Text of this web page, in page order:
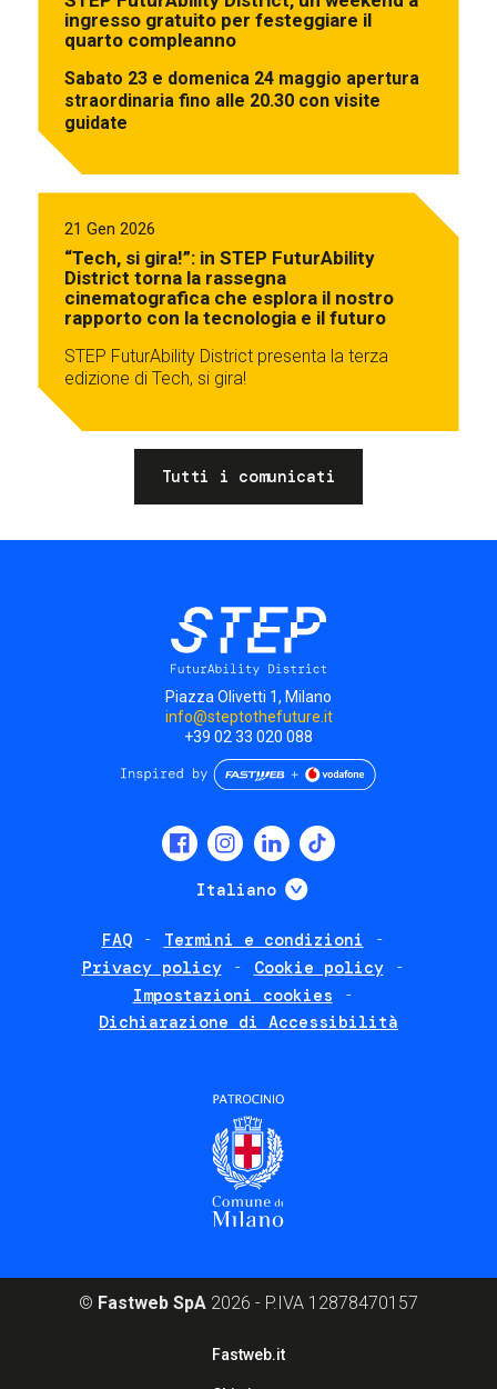
ingresso gratuito per festeggiare il
quarto compleanno
Sabato 23 e domenica 24 maggio apertura
straordinaria fino alle 20.30 con visite
guidate
21 Gen 2026
“Tech, si gira!”: in STEP FuturAbility
District torna la rassegna
cinematografica che esplora il nostro
rapporto con la tecnologia e il futuro
STEP FuturAbility District presenta la terza
edizione di Tech, si gira!
Tutti i comunicati
Piazza Olivetti 1, Milano
info@steptothefuture.it
+39 02 33 020 088
Italiano Mostra ulteriori
FAQ
Termini e condizioni
Privacy policy
Cookie policy
Impostazioni cookies
Dichiarazione di Accessibilità
© Fastweb SpA 2026 - P.IVA 12878470157
Fastweb.it